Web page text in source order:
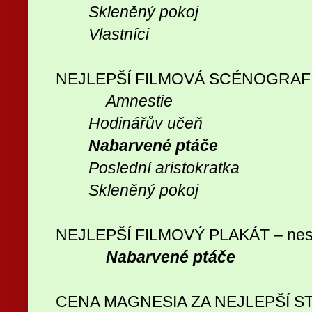
Skleněný pokoj
Vlastníci
NEJLEPŠÍ FILMOVÁ
Amnestie
Hodinářův učeň
Nabarvené ptáče
Poslední aristokratka
Skleněný pokoj
NEJLEPŠÍ FILMOVÝ PLAKÁT –
Nabarvené ptáče
CENA MAGNESIA ZA NEJLEPŠÍ